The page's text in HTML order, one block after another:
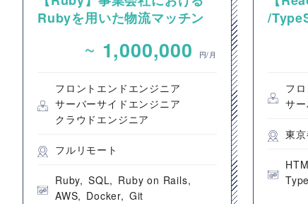
Rubyを用いた物流マッチン
エンドエンジニア募集
~ 1,000,000 円/月
フロントエンドエンジニア
サーバーサイドエンジニア
クラウドエンジニア
フルリモート
Ruby SQL
Ruby on Rails
AWS
Docker Git
/
のフ
フ
サ
東